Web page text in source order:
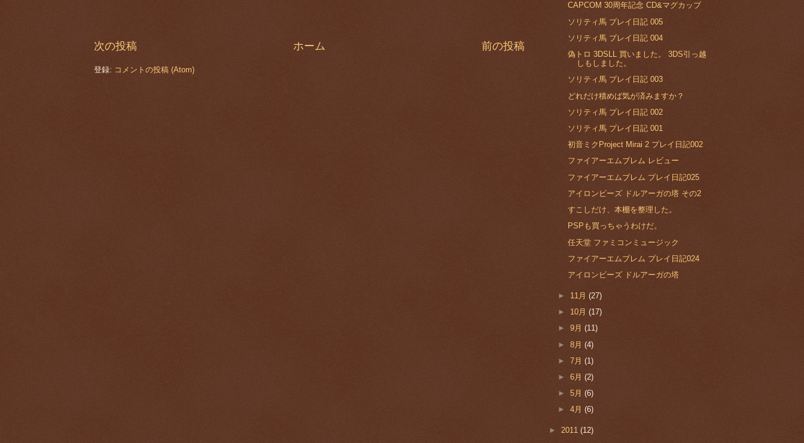
次の投稿 前の投稿
ホーム
登録: コメントの投稿 (Atom)
CAPCOM 30周年記念 CD&マグカップ
ソリティ馬 プレイ日記 005
ソリティ馬 プレイ日記 004
偽トロ 3DSLL 買いました。 3DS引っ越
しもしました。
ソリティ馬 プレイ日記 003
どれだけ積めば気が済みますか？
ソリティ馬 プレイ日記 002
ソリティ馬 プレイ日記 001
初音ミクProject Mirai 2 プレイ日記002
ファイアーエムブレム レビュー
ファイアーエムブレム プレイ日記025
アイロンビーズ ドルアーガの塔 その2
すこしだけ、本棚を整理した。
PSPも買っちゃうわけだ。
任天堂 ファミコンミュージック
ファイアーエムブレム プレイ日記024
アイロンビーズ ドルアーガの塔
► 11月(27)
► 10月(17)
►9月(11)
►8月(4)
►7月(1)
►6月(2)
►5月(6)
►4月(6)
► 2011 (12)